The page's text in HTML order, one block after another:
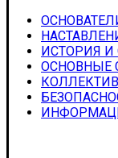
ИСТОРИЯ
ОСНОВНЫЕ
КОЛЛЕКТИВ